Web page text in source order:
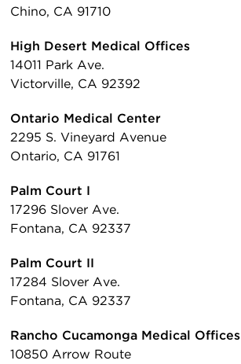
Chino, CA 91710
High Desert Medical Offices
14011 Park Ave.
Victorville, CA 92392
Ontario Medical Center
2295 S. Vineyard Avenue
Ontario, CA 91761
Palm Court I
17296 Slover Ave.
Fontana, CA 92337
Palm Court II
17284 Slover Ave.
Fontana, CA 92337
Rancho Cucamonga Medical Offices
10850 Arrow Route